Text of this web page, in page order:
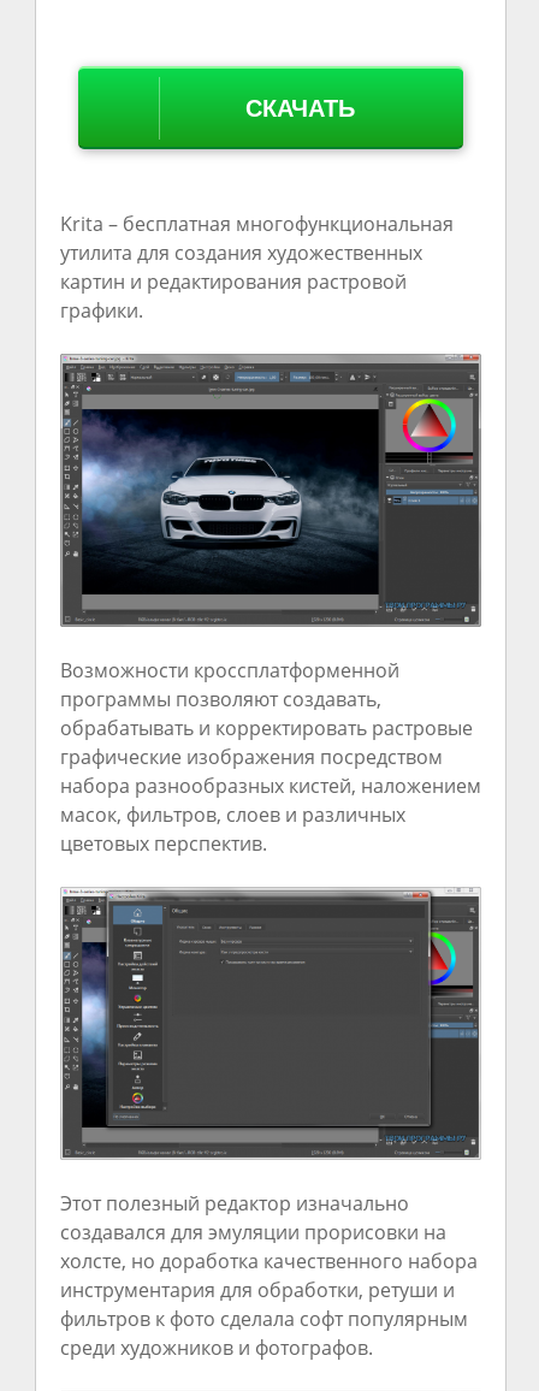
СКАЧАТЬ
Krita – бесплатная многофункциональная
утилита для создания художественных
картин и редактирования растровой
графики.
Возможности кроссплатформенной
программы позволяют создавать,
обрабатывать и корректировать растровые
графические изображения посредством
набора разнообразных кистей, наложением
масок, фильтров, слоев и различных
цветовых перспектив.
Этот полезный редактор изначально
создавался для эмуляции прорисовки на
холсте, но доработка качественного набора
инструментария для обработки, ретуши и
фильтров к фото сделала софт популярным
среди художников и фотографов.